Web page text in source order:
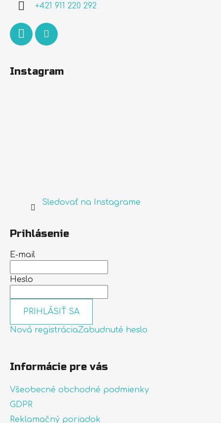
+421 911 220 292
Instagram
Sledovať na Instagrame
Prihlásenie
E-mail
Heslo
PRIHLÁSIŤ SA
Nová registráciaZabudnuté heslo
Informácie pre vás
Všeobecné obchodné podmienky
GDPR
Reklamačný poriadok